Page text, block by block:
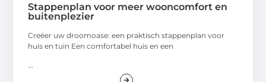
Stappenplan voor meer wooncomfort en
buitenplezier
Creëer uw droomoase: een praktisch stappenplan voor
huis en tuin Een comfortabel huis en een
...